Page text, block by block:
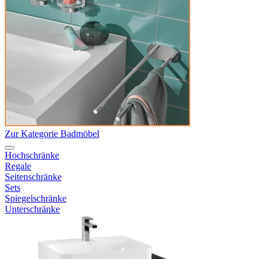
Zur Kategorie Badmöbel
Hochschränke
Regale
Seitenschränke
Sets
Spiegelschränke
Unterschränke